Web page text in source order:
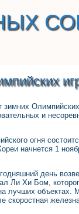
зимних
и
огня
начнется 1
день
Ли Хи Бом,
лучших объектах.
скоростная